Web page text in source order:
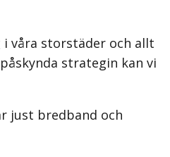
våra storstäder och allt
strategin kan vi
just bredband och